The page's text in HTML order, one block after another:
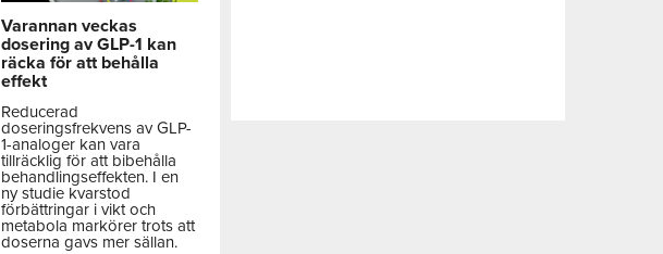
Varannan veckas
dosering av GLP-1 kan
räcka för att behålla
effekt
Reducerad
doseringsfrekvens av GLP-
1-analoger kan vara
tillräcklig för att bibehålla
behandlingseffekten. I en
ny studie kvarstod
förbättringar i vikt och
metabola markörer trots att
doserna gavs mer sällan.